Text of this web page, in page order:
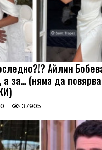
Айлин
за... (няма да
0 37905